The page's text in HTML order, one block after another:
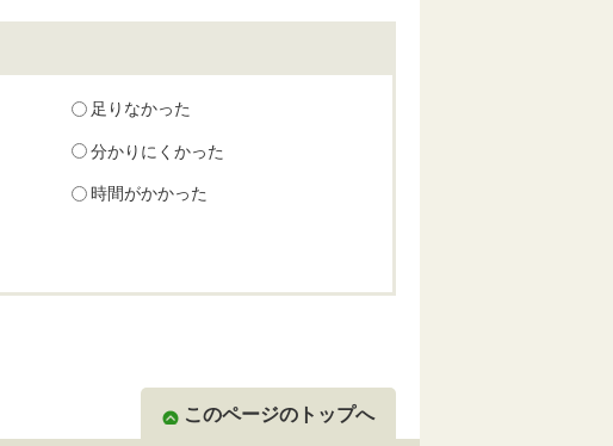
足りなかった
分かりにくかった
時間がかかった
このページのトップへ